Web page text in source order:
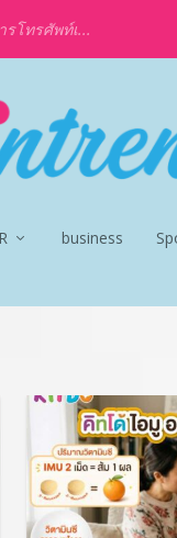
รโทรศัพท์เ...
business